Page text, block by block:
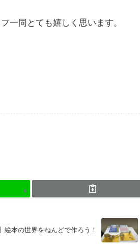
一同とても嬉しく思います。
絵本の世界をねんどで作ろう！